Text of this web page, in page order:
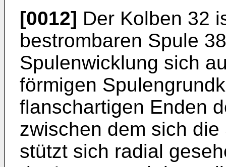
[0012] Der Kolben 32
bestrombaren Spule
Spulenwicklung sich
förmigen
flanschartigen Enden
zwischen dem sich
stützt sich radial